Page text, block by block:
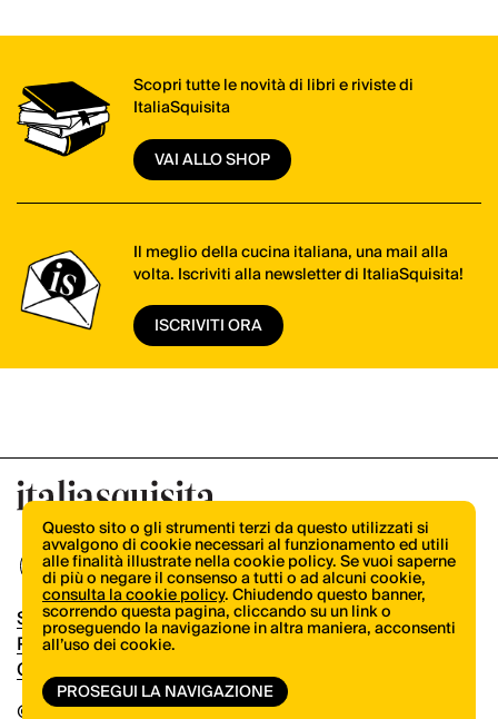
Scopri tutte le novità di libri e riviste di
ItaliaSquisita
VAI ALLO SHOP
Il meglio della cucina italiana, una mail alla
volta. Iscriviti alla newsletter di ItaliaSquisita!
ISCRIVITI ORA
© Copyright 2026.Vertical.it
Shop
Pubblicità
Contatti
Questo sito o gli strumenti terzi da questo utilizzati si
avvalgono di cookie necessari al funzionamento ed utili
alle finalità illustrate nella cookie policy. Se vuoi saperne
di più o negare il consenso a tutti o ad alcuni cookie,
consulta la cookie policy. Chiudendo questo banner,
scorrendo questa pagina, cliccando su un link o
proseguendo la navigazione in altra maniera, acconsenti
all’uso dei cookie.
PROSEGUI LA NAVIGAZIONE